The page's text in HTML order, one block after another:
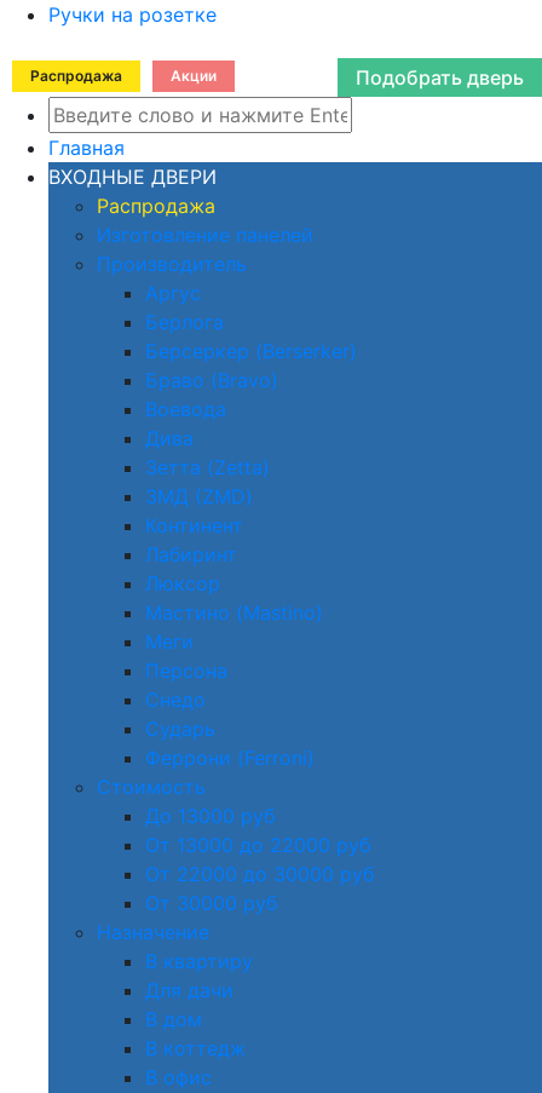
Ручки на розетке
Распродажа Акции Подобрать дверь
Главная
ВХОДНЫЕ ДВЕРИ
Распродажа
Изготовление панелей
Производитель
Аргус
Берлога
Берсеркер (Berserker)
Браво (Bravo)
Воевода
Дива
Зетта (Zetta)
ЗМД (ZMD)
Континент
Лабиринт
Люксор
Мастино (Mastino)
Меги
Персона
Снедо
Сударь
Феррони (Ferroni)
Стоимость
До 13000 руб
От 13000 до 22000 руб
От 22000 до 30000 руб
От 30000 руб
Назначение
В квартиру
Для дачи
В дом
В коттедж
В офис